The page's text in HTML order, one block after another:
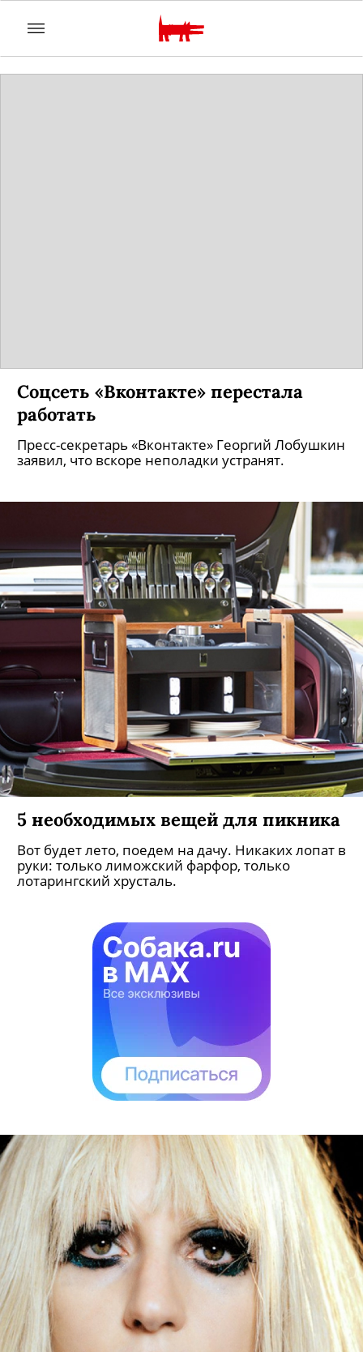
Соцсеть «Вконтакте» перестала
работать
Пресс-секретарь «Вконтакте» Георгий Лобушкин
заявил, что вскоре неполадки устранят.
5 необходимых вещей для пикника
Вот будет лето, поедем на дачу. Никаких лопат в
руки: только лиможский фарфор, только
лотарингский хрусталь.